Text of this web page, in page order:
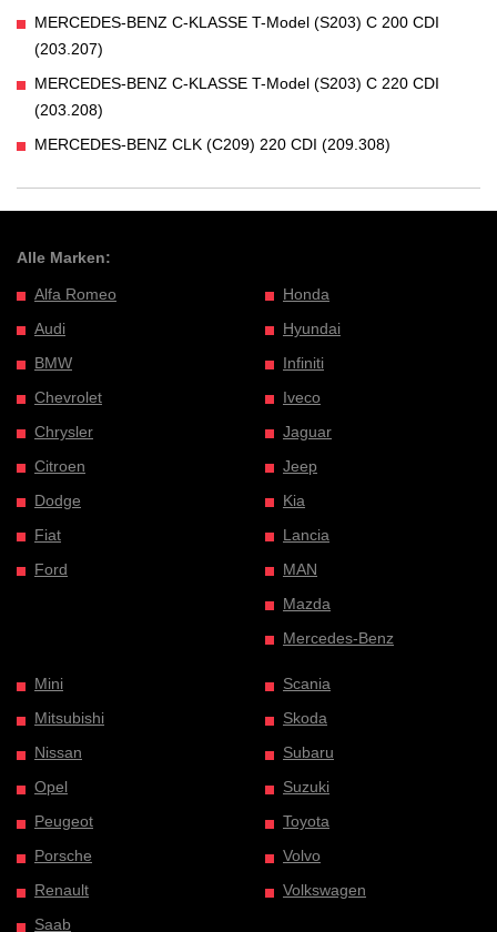
MERCEDES-BENZ C-KLASSE T-Model (S203) C 200 CDI
(203.207)
MERCEDES-BENZ C-KLASSE T-Model (S203) C 220 CDI
(203.208)
MERCEDES-BENZ CLK (C209) 220 CDI (209.308)
Alle Marken:
Alfa Romeo
Audi
BMW
Chevrolet
Chrysler
Citroen
Dodge
Fiat
Ford
Honda
Hyundai
Infiniti
Iveco
Jaguar
Jeep
Kia
Lancia
MAN
Mazda
Mercedes-Benz
Mini
Mitsubishi
Nissan
Opel
Peugeot
Porsche
Renault
Saab
Scania
Skoda
Subaru
Suzuki
Toyota
Volvo
Volkswagen